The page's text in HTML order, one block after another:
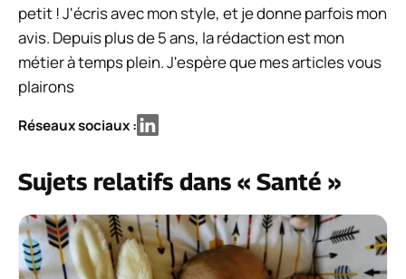
petit ! J'écris avec mon style, et je donne parfois mon
avis. Depuis plus de 5 ans, la rédaction est mon
métier à temps plein. J'espère que mes articles vous
plairons
Réseaux sociaux :
Sujets relatifs dans « Santé »